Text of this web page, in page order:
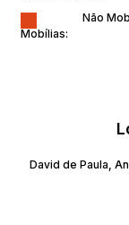
Mobílias:
Não
David de Paula,